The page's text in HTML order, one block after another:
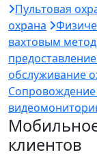
Пультовая
охрана
вахтовым
обслуживание
Сопровождение
клиентов